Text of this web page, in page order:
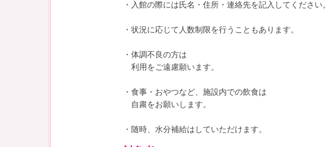
・入館の際には氏名・住所・連絡先を記入してください。
・状況に応じて人数制限を行うこともあります。
・体調不良の方は
利用をご遠慮願います。
・食事・おやつなど、施設内での飲食は
自粛をお願いします。
・随時、水分補給はしていただけます。